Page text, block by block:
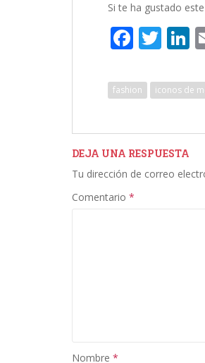
Si te ha gustado
F
e
b
o
o
k
T
itt
er
k
e
fashion iconos de
DEJA UNA RESPUESTA
Tu dirección de correo
Comentario *
Nombre *